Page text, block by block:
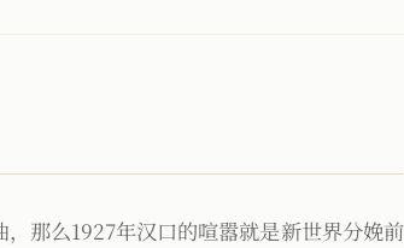
那么1927年汉口的喧嚣就是新世界分娩前